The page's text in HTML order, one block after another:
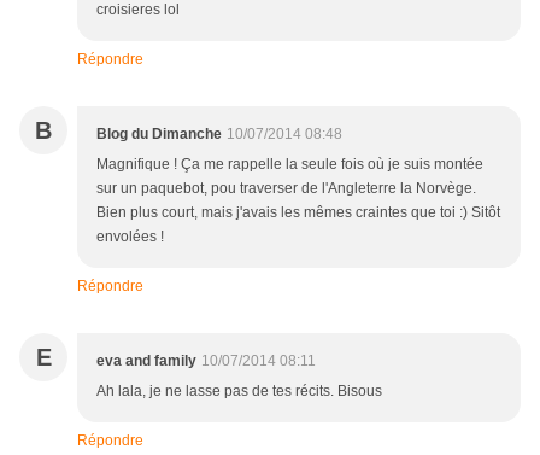
croisieres lol
Répondre
B Blog du Dimanche 10/07/2014 08:48
Magnifique ! Ça me rappelle la seule fois où je suis montée
sur un paquebot, pou traverser de l'Angleterre la Norvège.
Bien plus court, mais j'avais les mêmes craintes que toi :) Sitôt
envolées !
Répondre
E eva and family 10/07/2014 08:11
Ah lala, je ne lasse pas de tes récits. Bisous
Répondre